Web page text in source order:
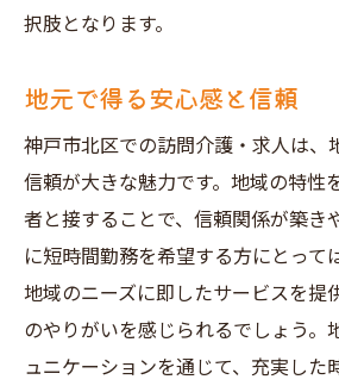
択肢となります。
地元で得る安心感と信頼
神戸市北区での訪問介護・求人は、
信頼が大きな魅力です。地域の特性
者と接することで、信頼関係が築き
に短時間勤務を希望する方にとって
地域のニーズに即したサービスを提
のやりがいを感じられるでしょう。
ュニケーションを通じて、充実した